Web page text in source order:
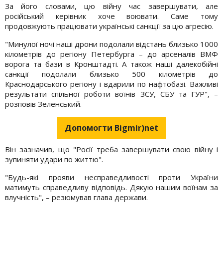
За його словами, цю війну час завершувати, але
російський керівник хоче воювати. Саме тому
продовжують працювати українські санкції за цю агресію.
"Минулої ночі наші дрони подолали відстань близько 1000
кілометрів до регіону Петербурга – до арсеналів ВМФ
ворога та бази в Кронштадті. А також наші далекобійні
санкції подолали близько 500 кілометрів до
Краснодарського регіону і вдарили по нафтобазі. Важливі
результати спільної роботи воїнів ЗСУ, СБУ та ГУР", –
розповів Зеленський.
Допомогти Bigmir)net
Він зазначив, що "Росії треба завершувати свою війну і
зупиняти удари по життю".
"Будь-які прояви несправедливості проти України
матимуть справедливу відповідь. Дякую нашим воїнам за
влучність", – резюмував глава держави.